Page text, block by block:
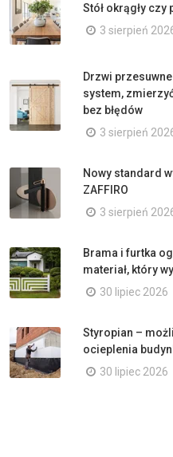
Stół okrągły
3 sierpień
Drzwi
system,
bez błędów
3 sierpień
Nowy standard
ZAFFIRO
3 sierpień
Brama i furtka
materiał, który
30 lipiec 2026
Styropian –
ocieplenia
30 lipiec 2026